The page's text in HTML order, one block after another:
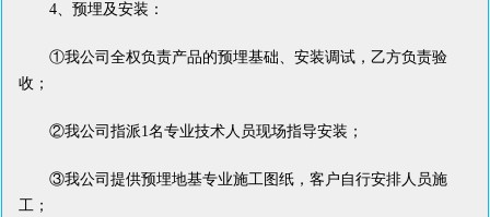
4、预埋及安装：
①我公司全权负责产品的预埋基础、安装调试，乙方负责验
收；
②我公司指派1名专业技术人员现场指导安装；
③我公司提供预埋地基专业施工图纸，客户自行安排人员施
工；